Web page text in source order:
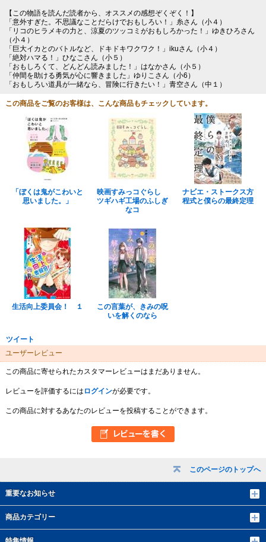
このページのトップへ
重要なお知らせ
商品カテゴリー
【この物語を読んだ読者から、オススメの感想ぞくぞく！】
「意外すぎた。不思議なことだらけでおもしろい！」糸さん（小４）
「リコのヒラメキの力と、涼夏のツッコミがおもしろかった！」ゆきひろさん
（小４）
「巨大イカとのバトルなど、ドキドキワクワク！」ikuさん（小４）
「絶対ハマる！」ひなこさん（小５）
「おもしろくて、どんどん読みました！」はなかさん（小５）
「仲間を助ける勇気が心に響きました」ゆりこさん（小6）
「おもしろい道具が一緒なら、冒険に行きたい！」青空さん（中１）
この商品をご覧のお客様は、こんな商品もチェックしています。
「ぼくは鬼がこわいと
思いました。」
映画すみっコぐらし
ツギハギ工場のふしぎ
なコ
ナビエ・ストークス方
程式と僕らの最終定理
生活向上委員会！ １
この言葉が、きみの呪
いを解くのなら
ツイート
ユーザーレビュー
この商品に寄せられたカスタマーレビューはまだありません。
レビューを評価するには ログインが必要です。
この商品に対するあなたのレビューを投稿することができます。